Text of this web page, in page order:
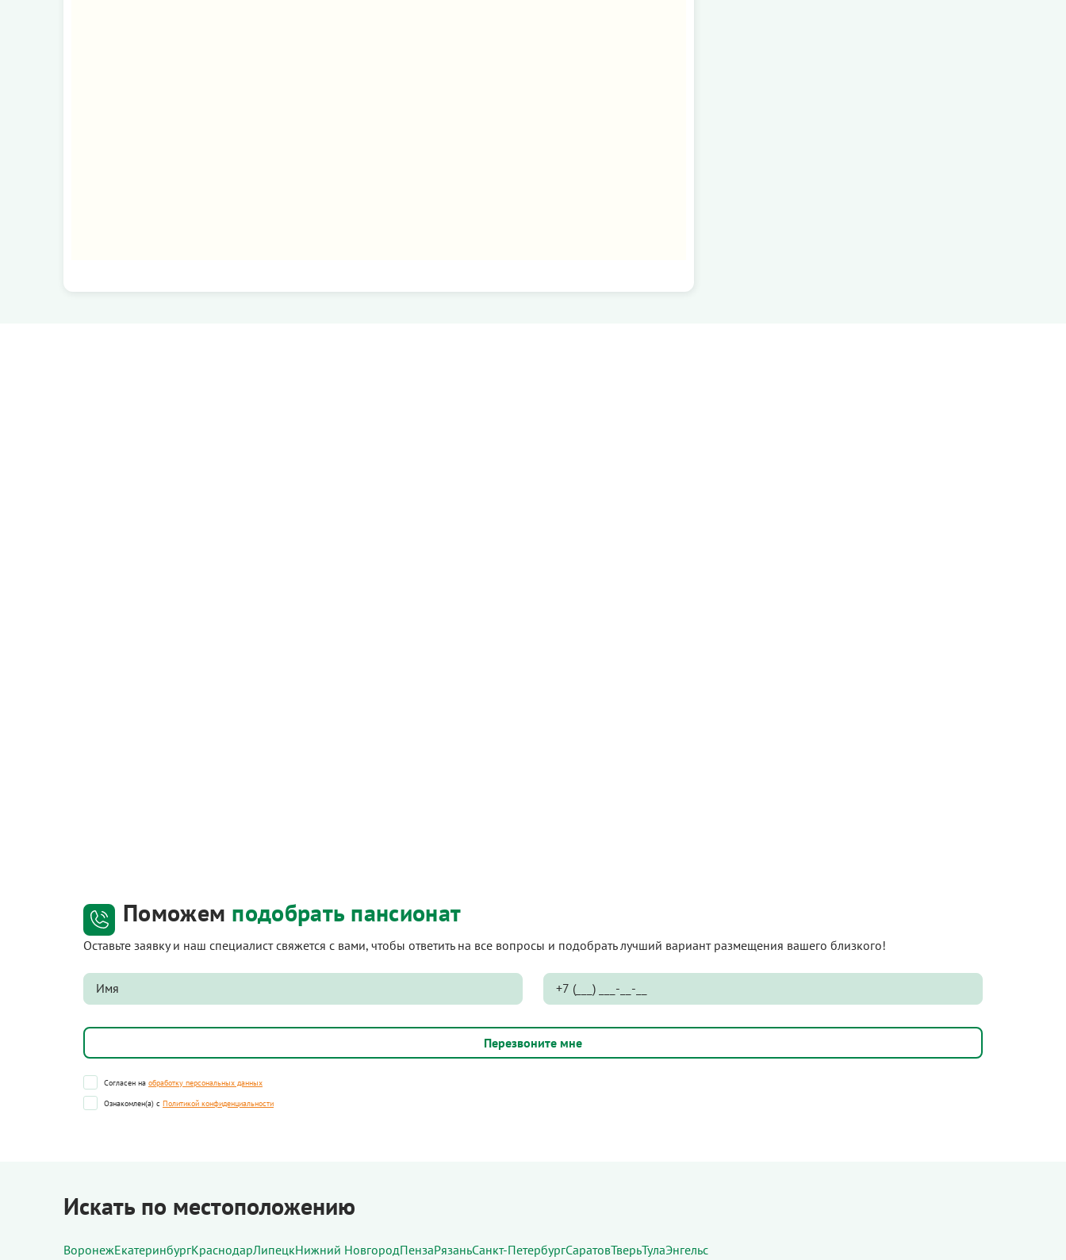
Поможем подобрать пансионат
Оставьте заявку и наш специалист свяжется с вами, чтобы ответить на все вопросы и подобрать лучший вариант размещения вашего близкого!
Согласен на обработку персональных данных
Ознакомлен(а) с Политикой конфиденциальности
Искать по местоположению
ВоронежЕкатеринбургКраснодарЛипецкНижний НовгородПензаРязаньСанкт-ПетербургСаратовТверьТулаЭнгельс